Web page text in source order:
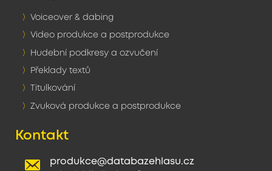
Voiceover & dabing
Video produkce a postprodukce
Hudební podkresy a ozvučení
Překlady textů
Titulkování
Zvuková produkce a postprodukce
Kontakt
produkce@databazehlasu.cz